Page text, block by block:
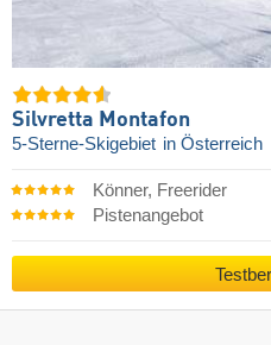
Silvretta Montafon
5-Sterne-Skigebiet in Österreich
Könner, Freerider
Pistenangebot